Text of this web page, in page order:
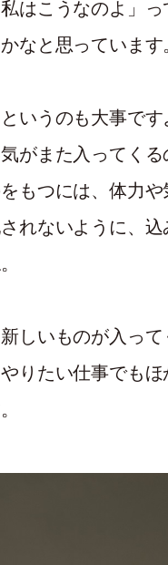
はこうなのよ」っ
なと思っています
いうのも大事で
がまた入ってく
もつには、体力
れないように、込
しいものが入って
りたい仕事でもほ